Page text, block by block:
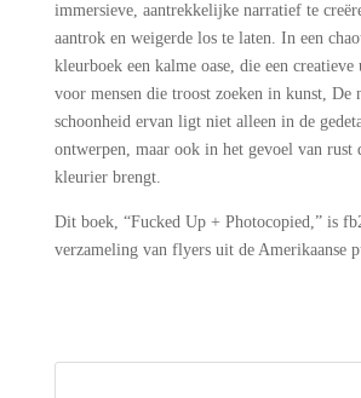
immersieve, aantrekkelijke narratief te
aantrok en weigerde los te laten. In een
kleurboek een kalme oase, die een
voor mensen die troost zoeken in kunst, De
schoonheid ervan ligt niet alleen in de
ontwerpen, maar ook in het gevoel van rust
kleurier brengt.
Dit boek, “Fucked Up + Photocopied,” is
verzameling van flyers uit de Amerikaanse